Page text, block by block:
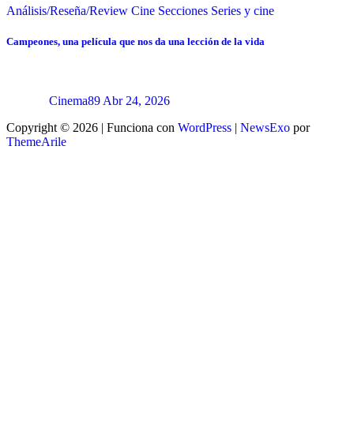
Análisis/Reseña/Review Cine Secciones Series y cine
Campeones, una película que nos da una lección de la vida
Cinema89 Abr 24, 2026
Copyright © 2026 | Funciona con WordPress | NewsExo por
ThemeArile